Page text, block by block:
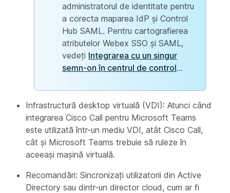
administratorul de identitate pentru
a corecta maparea IdP și Control
Hub SAML. Pentru cartografierea
atributelor Webex SSO și SAML,
vedeți Integrarea cu un singur
semn-on în centrul de control...
Infrastructură desktop virtuală (VDI): Atunci când
integrarea Cisco Call pentru Microsoft Teams
este utilizată într-un mediu VDI, atât Cisco Call,
cât și Microsoft Teams trebuie să ruleze în
aceeași mașină virtuală.
Recomandări: Sincronizați utilizatorii din Active
Directory sau dintr-un director cloud, cum ar fi